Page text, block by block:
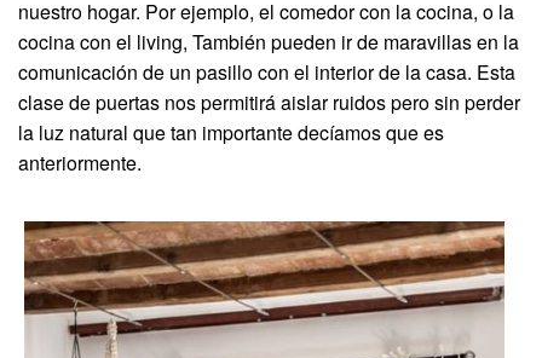
nuestro hogar. Por ejemplo, el comedor con la cocina, o la
cocina con el living, También pueden ir de maravillas en la
comunicación de un pasillo con el interior de la casa. Esta
clase de puertas nos permitirá aislar ruidos pero sin perder
la luz natural que tan importante decíamos que es
anteriormente.